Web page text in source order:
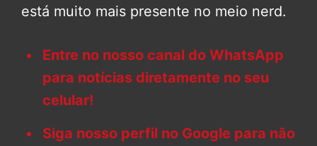
está muito mais presente no meio nerd.
Entre no nosso canal do WhatsApp
para notícias diretamente no seu
celular!
Siga nosso perfil no Google para não